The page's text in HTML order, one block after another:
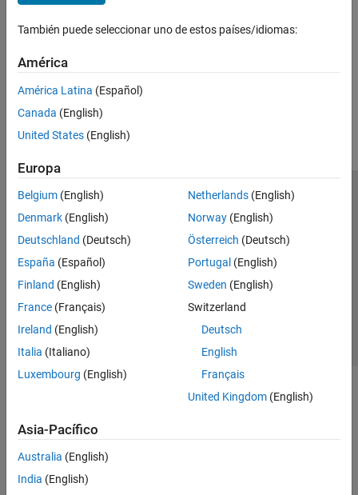
También puede seleccionar uno de estos países/idiomas:
América
América Latina (Español)
Canada (English)
United States (English)
Europa
Belgium (English)
Denmark (English)
Deutschland (Deutsch)
España (Español)
Finland (English)
France (Français)
Ireland (English)
Italia (Italiano)
Luxembourg (English)
Netherlands(English)
Norway(English)
Österreich (Deutsch)
Portugal (English)
Sweden (English)
Switzerland
Deutsch
English
Français
United Kingdom(English)
Asia-Pacífico
Australia (English)
India (English)
Centro de confianza
Marcas comerciales
Política de privacidad
Antipiratería
Estado de las aplicaciones
Información de contacto
© 1994-2026 The MathWorks, Inc.
Seleccione un país/